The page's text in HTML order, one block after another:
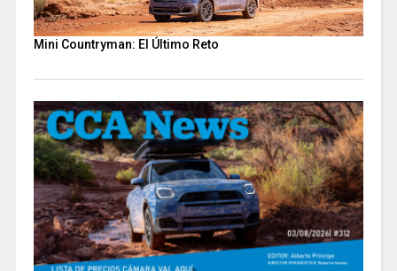
Mini Countryman: El Último Reto